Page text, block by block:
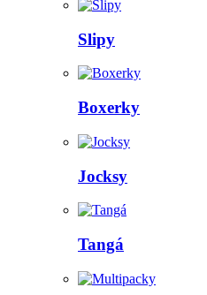
Slipy
Boxerky
Jocksy
Tangá